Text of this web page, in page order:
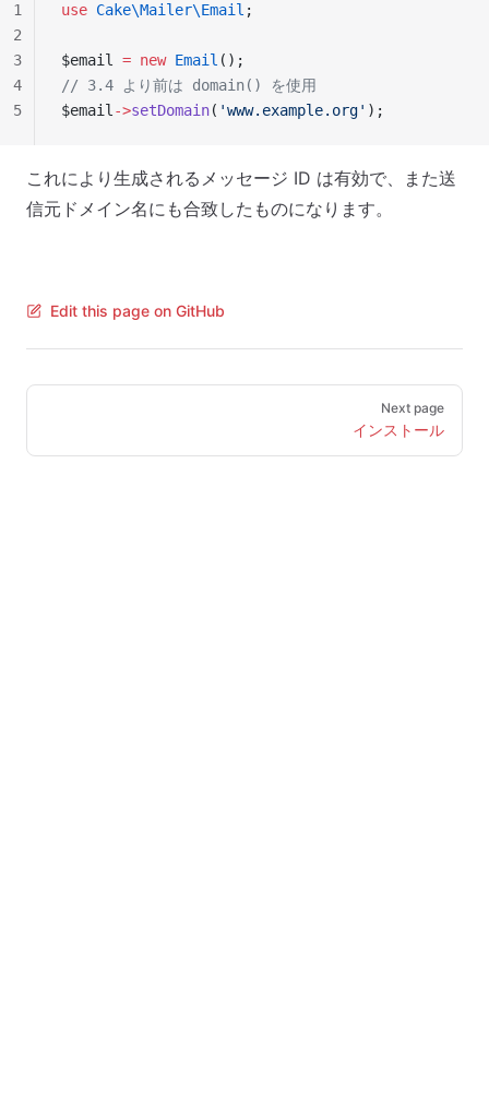
use Cake\Mailer\Email ;
$email = new Email ();
// 3.4 より前は domain() を使用
$email ->setDomain( 'www.example.org' );
1
2
3
4
5
これにより生成されるメッセージ ID は有効で、また送
信元ドメイン名にも合致したものになります。
Edit this page on GitHub
Pager
Next page
インストール